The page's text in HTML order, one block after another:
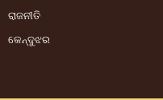
ରାଜନୀତି
କେନ୍ଦୁଝର